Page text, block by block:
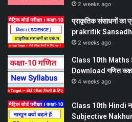
2 weeks ago
प्राकृतिक संसाधनों का
prakritik
2 weeks ago
Class 10th Maths
Download गणित
4 weeks ago
Class 10th Hindi
Subjective